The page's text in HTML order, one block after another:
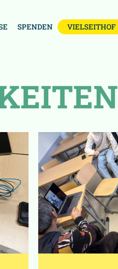
SPENDEN VIELSEITHOF